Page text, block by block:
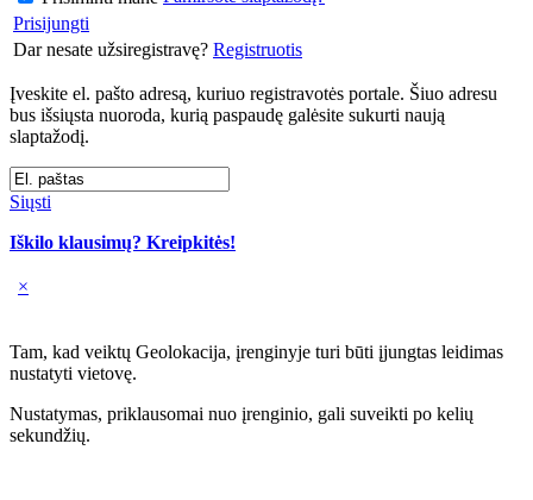
Prisijungti
Dar nesate užsiregistravę? Registruotis
Įveskite el. pašto adresą, kuriuo registravotės portale. Šiuo adresu
bus išsiųsta nuoroda, kurią paspaudę galėsite sukurti naują
slaptažodį.
Siųsti
Iškilo klausimų? Kreipkitės!
×
Tam, kad veiktų Geolokacija, įrenginyje turi būti įjungtas leidimas
nustatyti vietovę.
Nustatymas, priklausomai nuo įrenginio, gali suveikti po kelių
sekundžių.